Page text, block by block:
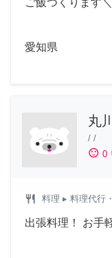
ご飯つくります
愛知県
丸
/ /
sentiment_satisfied 0
restaurant 料理 ▸ 料理代行
出張料理！ お手